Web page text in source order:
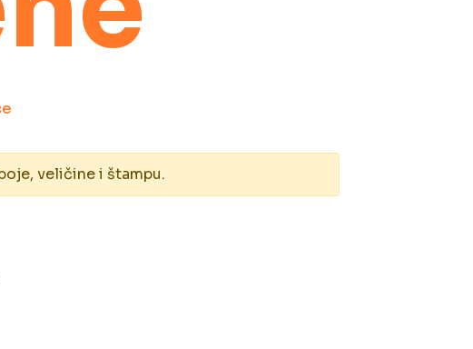
veličine i štampu.